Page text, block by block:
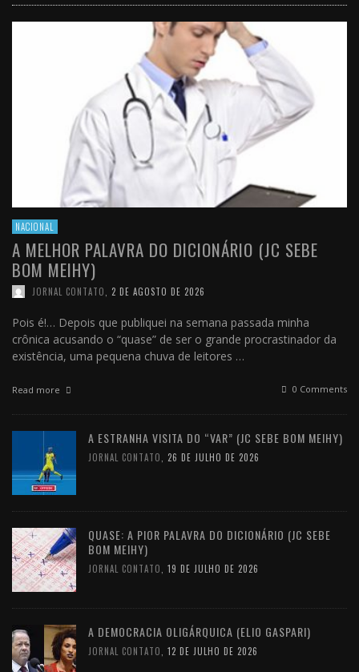
NACIONAL
A MELHOR PALAVRA DO DICIONÁRIO (JC SEBE
BOM MEIHY)
JORNAL CONTATO 2 DE AGOSTO DE 2026
Pois é!… Depois que publiquei na semana passada minha
crônica acusando o “quase” de ser o grande procrastinador da
existência, uma pequena chuva de leitores …
Read more 0 Comments
A ESTRANHA VISITA DO “VAR” (JC SEBE BOM MEIHY)
JORNAL CONTATO 26 DE JULHO DE 2026
QUASE: A PIOR PALAVRA DO DICIONÁRIO (JC SEBE
BOM MEIHY)
JORNAL CONTATO 19 DE JULHO DE 2026
A DEMOCRACIA OLIGÁRQUICA (ELIO GASPARI)
JORNAL CONTATO 12 DE JULHO DE 2026